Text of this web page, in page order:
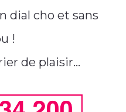
dial cho et sans
!
de plaisir...